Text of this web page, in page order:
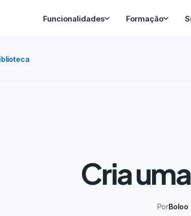
Funcionalidades Formação
Cria
PorBoloo